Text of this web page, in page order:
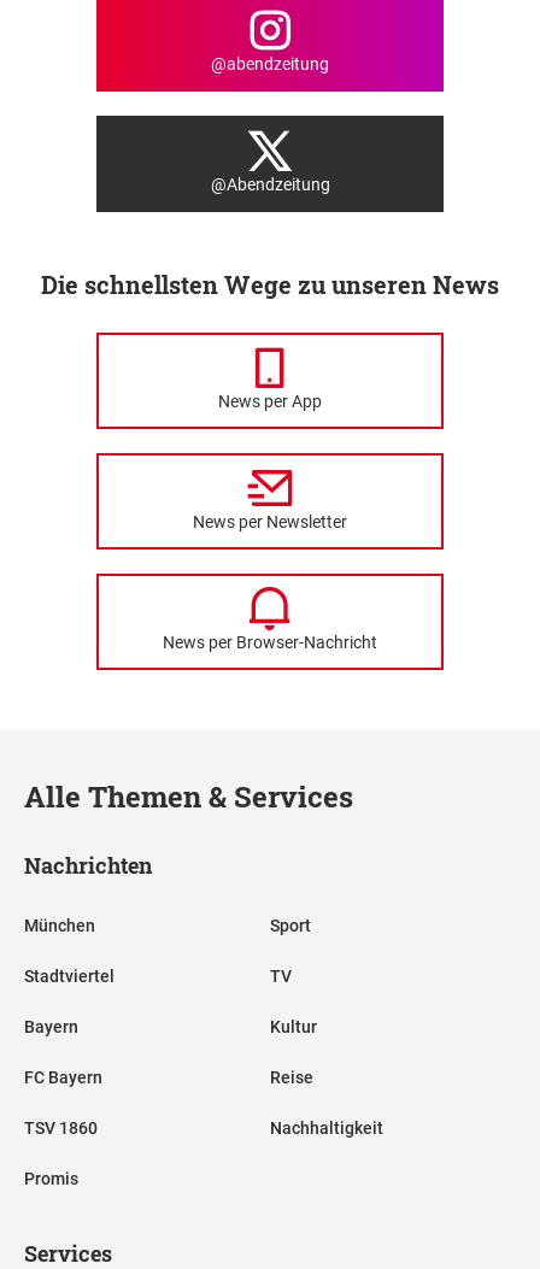
@abendzeitung
@Abendzeitung
Die schnellsten Wege zu unseren News
News per App
News per Newsletter
News per Browser-Nachricht
Alle Themen & Services
Nachrichten
München
Stadtviertel
Bayern
FC Bayern
TSV 1860
Promis
Sport
TV
Kultur
Reise
Nachhaltigkeit
Services